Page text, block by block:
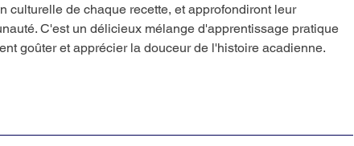
culturelle de chaque recette, et approfondiront leur
C'est un délicieux mélange d'apprentissage pratique
goûter et apprécier la douceur de l'histoire acadienne.